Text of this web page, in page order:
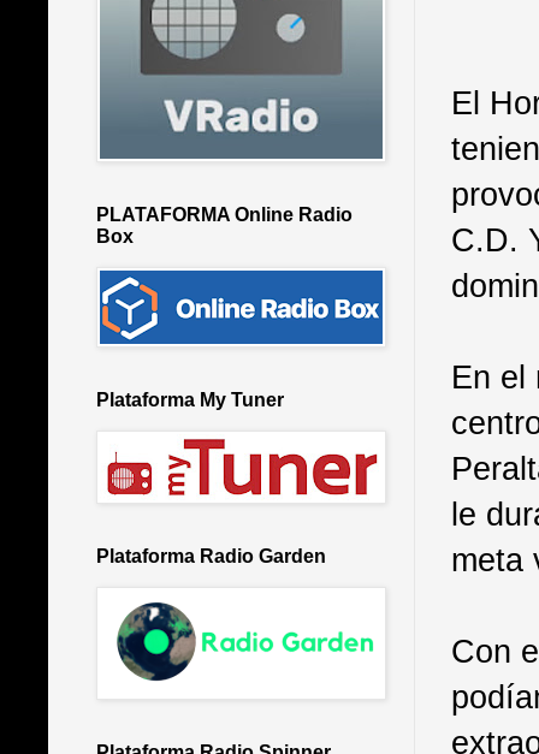
El
C.D.
En el
le
meta
Con
PLATAFORMA Online Radio
Box
Plataforma My Tuner
Plataforma Radio Garden